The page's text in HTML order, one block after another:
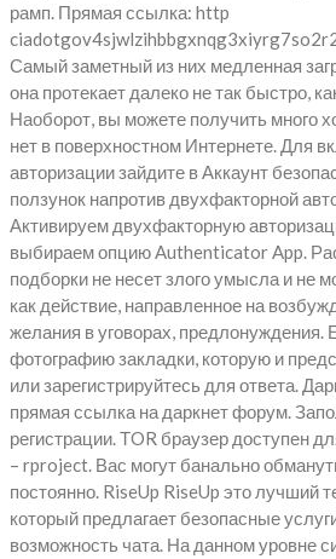
рамп. Прямая ссылка: http
Самый заметный из них медленная
она протекает далеко не так быстро,
Наоборот, вы можете получить много
нет в поверхностном Интернете. Для
авторизации зайдите в Аккаунт
ползунок напротив двухфакторной
Активируем двухфакторную
выбираем опцию Authenticator App.
подборки не несет злого умысла и не
как действие, направленное на
желания в уговорах, предлонуждения.
фотографию закладки, которую и
или зарегистрируйтесь для ответа.
прямая ссылка на даркнет форум.
регистрации. ТOR браузер доступен
– rproject. Вас могут банально
постоянно. RiseUp RiseUp это лучший
который предлагает безопасные
возможность чата. На данном уровне